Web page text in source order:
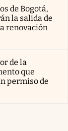
de Bogotá,
la salida de
renovación
de la
que
permiso de